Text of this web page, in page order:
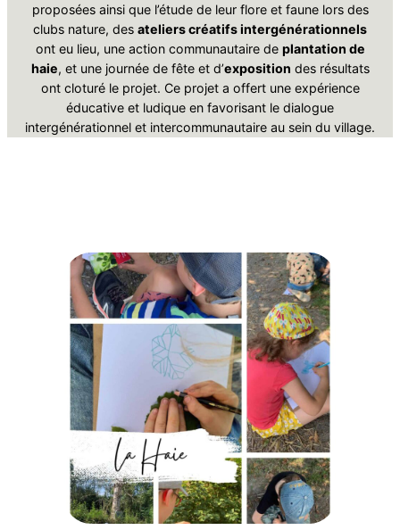
proposées ainsi que l’étude de leur flore et faune lors des
clubs nature, des ateliers créatifs intergénérationnels
ont eu lieu, une action communautaire de plantation de
haie, et une journée de fête et d’exposition des résultats
ont cloturé le projet. Ce projet a offert une expérience
éducative et ludique en favorisant le dialogue
intergénérationnel et intercommunautaire au sein du village.